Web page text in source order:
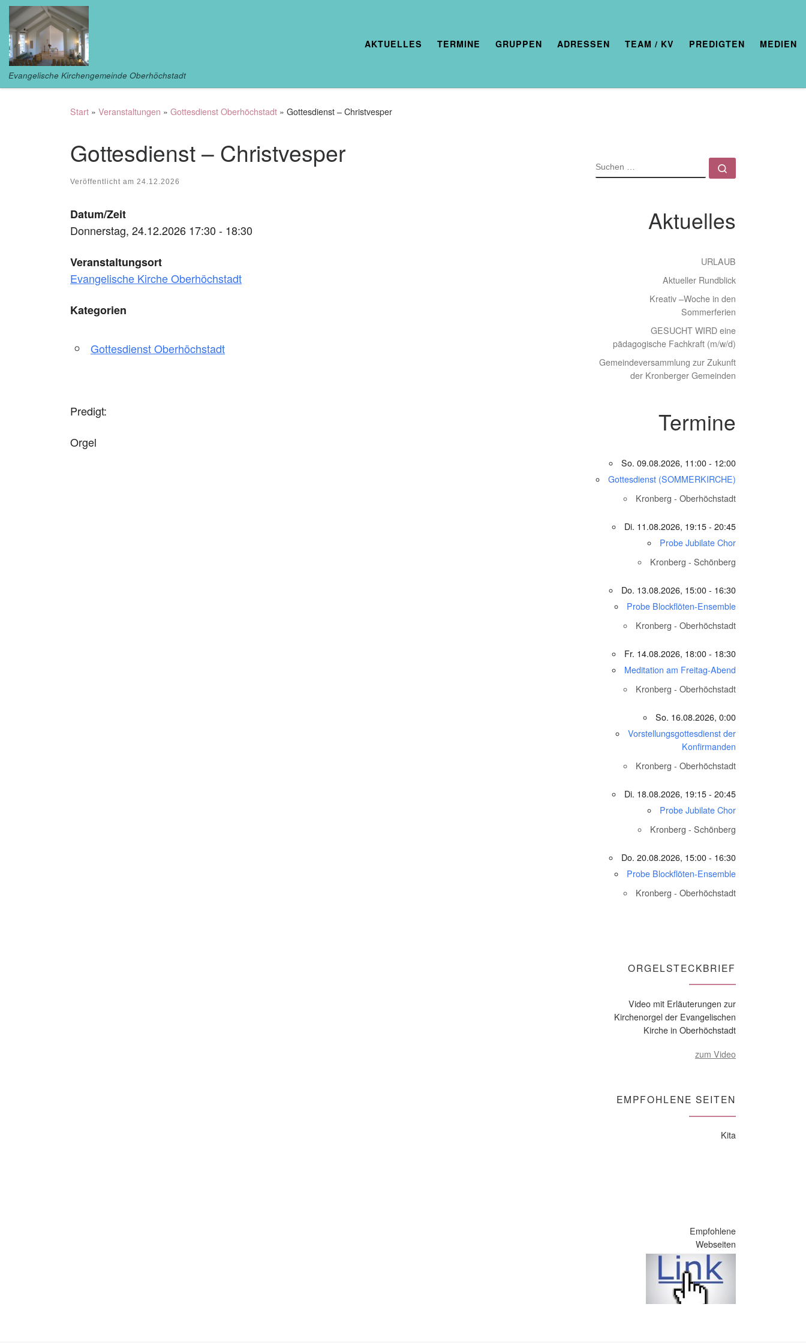
Zum Inhalt springen
Evangelische Kirchengemeinde Oberhöchstadt
AKTUELLES TERMINE GRUPPEN ADRESSEN TEAM / KV PREDIGTEN MEDIEN
Start » Veranstaltungen » Gottesdienst Oberhöchstadt » Gottesdienst – Christvesper
Gottesdienst – Christvesper
Veröffentlicht am 24.12.2026
Datum/Zeit
Donnerstag, 24.12.2026 17:30 - 18:30
Veranstaltungsort
Evangelische Kirche Oberhöchstadt
Kategorien
Gottesdienst Oberhöchstadt
Predigt:
Orgel
SUCHE
Aktuelles
URLAUB
Aktueller Rundblick
Kreativ –Woche in den
Sommerferien
GESUCHT WIRD eine
pädagogische Fachkraft (m/w/d)
Gemeindeversammlung zur Zukunft
der Kronberger Gemeinden
Termine
So. 09.08.2026, 11:00 - 12:00
Gottesdienst (SOMMERKIRCHE)
Kronberg - Oberhöchstadt
Di. 11.08.2026, 19:15 - 20:45
Probe Jubilate Chor
Kronberg - Schönberg
Do. 13.08.2026, 15:00 - 16:30
Probe Blockflöten-Ensemble
Kronberg - Oberhöchstadt
Fr. 14.08.2026, 18:00 - 18:30
Meditation am Freitag-Abend
Kronberg - Oberhöchstadt
So. 16.08.2026, 0:00
Vorstellungsgottesdienst der
Konfirmanden
Kronberg - Oberhöchstadt
Di. 18.08.2026, 19:15 - 20:45
Probe Jubilate Chor
Kronberg - Schönberg
Do. 20.08.2026, 15:00 - 16:30
Probe Blockflöten-Ensemble
Kronberg - Oberhöchstadt
ORGELSTECKBRIEF
Video mit Erläuterungen zur
Kirchenorgel der Evangelischen
Kirche in Oberhöchstadt
zum Video
EMPFOHLENE SEITEN
Kita
Empfohlene
Webseiten